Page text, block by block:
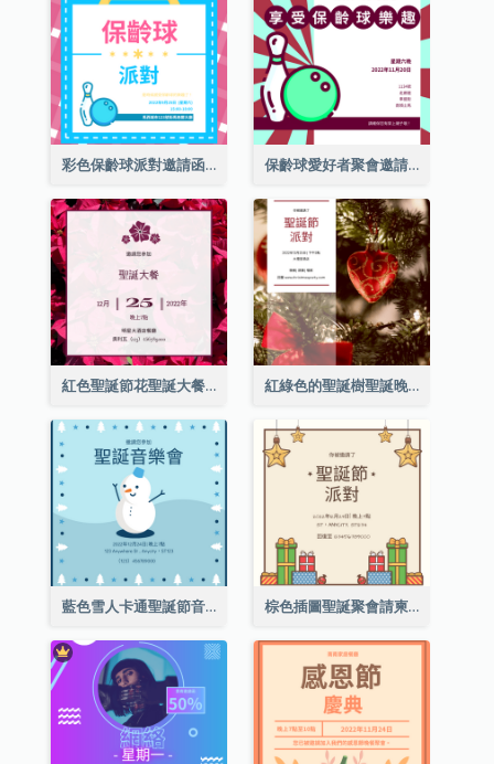
彩色保齡球派對邀請函 保齡球愛好者聚會邀請函
紅色聖誕節花聖誕大餐請柬 紅綠色的聖誕樹聖誕晚會邀請函
藍色雪人卡通聖誕節音樂會邀請 棕色插圖聖誕聚會請柬